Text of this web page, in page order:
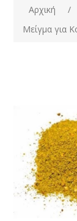
Αρχική /
Μείγμα για